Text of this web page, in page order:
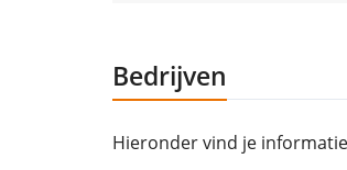
Bedrijven
Hieronder vind je informatie